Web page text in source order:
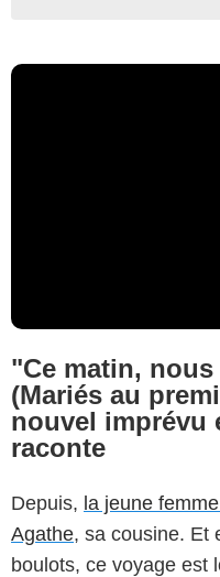
"Ce matin,
(Mariés au
nouvel imprévu
raconte
Depuis, la jeune
Agathe, sa cousine. Et
boulots, ce voyage est